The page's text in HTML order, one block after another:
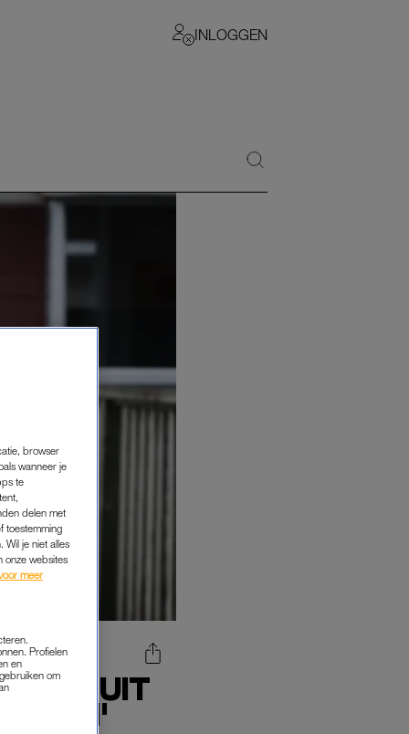
INLOGGEN
UIT
ZIEN'
browser
wanneer je
te
delen met
toestemming
Wil je niet alles
onze websites
meer
Profielen
en
om